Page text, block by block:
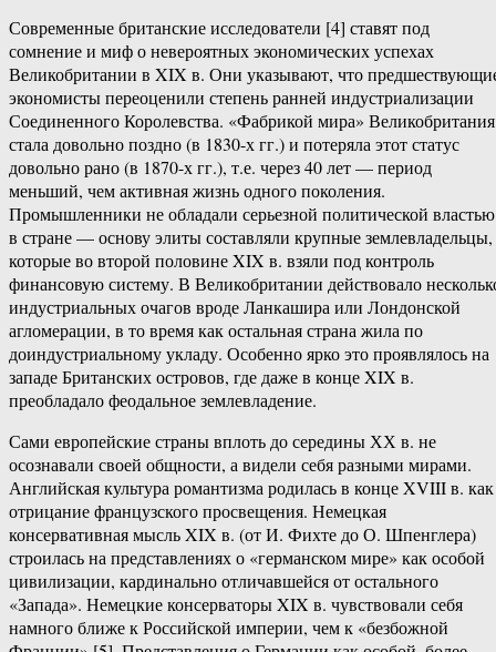
Современные британские исследователи [4] ставят под
сомнение и миф о невероятных экономических успехах
Великобритании в XIX в. Они указывают, что
экономисты переоценили степень ранней индустриализации
Соединенного Королевства. «Фабрикой мира» Великобритания
стала довольно поздно (в 1830-х гг.) и потеряла этот статус
довольно рано (в 1870-х гг.), т.е. через 40 лет — период
меньший, чем активная жизнь одного поколения.
Промышленники не обладали серьезной политической властью
в стране — основу элиты составляли крупные землевладельцы,
которые во второй половине XIX в. взяли под контроль
финансовую систему. В Великобритании действовало
индустриальных очагов вроде Ланкашира или Лондонской
агломерации, в то время как остальная страна жила по
доиндустриальному укладу. Особенно ярко это проявлялось на
западе Британских островов, где даже в конце XIX в.
преобладало феодальное землевладение.
Сами европейские страны вплоть до середины ХХ в. не
осознавали своей общности, а видели себя разными мирами.
Английская культура романтизма родилась в конце XVIII в. как
отрицание французского просвещения. Немецкая
консервативная мысль XIX в. (от И. Фихте до О. Шпенглера)
строилась на представлениях о «германском мире» как особой
цивилизации, кардинально отличавшейся от остального
«Запада». Немецкие консерваторы XIX в. чувствовали себя
намного ближе к Российской империи, чем к «безбожной